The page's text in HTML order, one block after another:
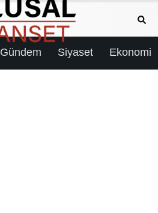
Gündem Siyaset Ekonomi